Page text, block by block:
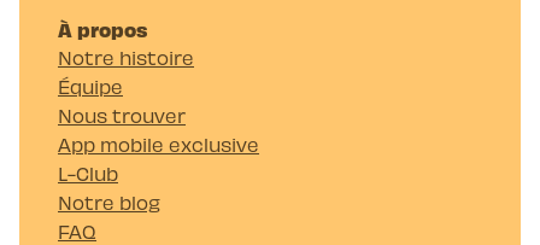
À propos
Notre histoire
Équipe
Nous trouver
App mobile exclusive
L-Club
Notre blog
FAQ